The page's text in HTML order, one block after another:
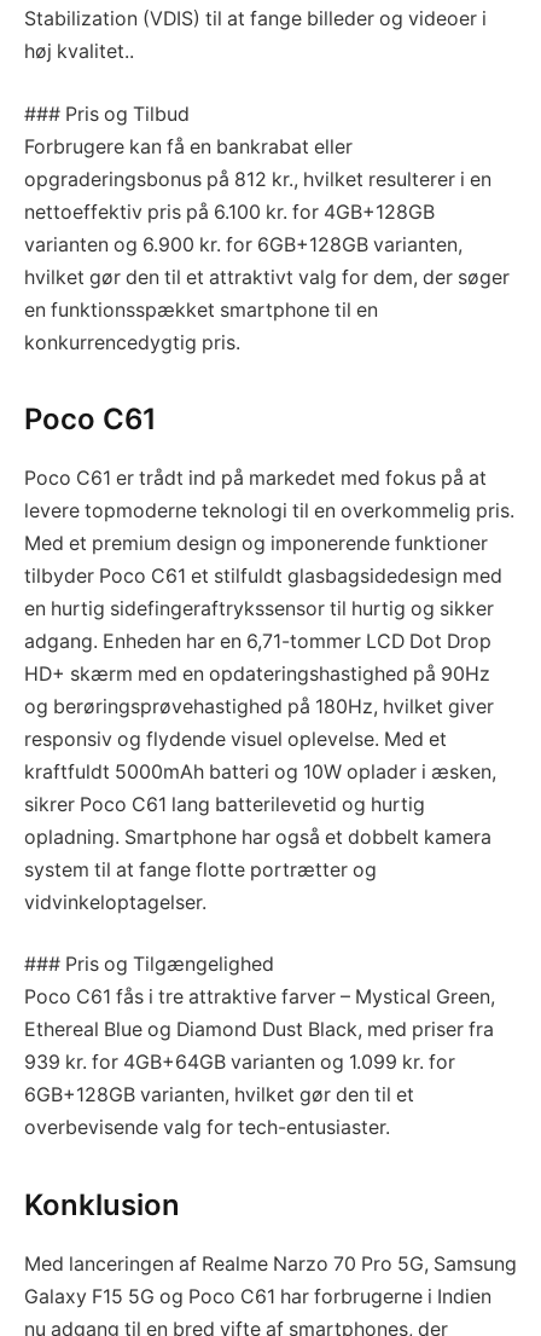
Stabilization (VDIS) til at fange billeder og videoer i
høj kvalitet..
### Pris og Tilbud
Forbrugere kan få en bankrabat eller
opgraderingsbonus på 812 kr., hvilket resulterer i en
nettoeffektiv pris på 6.100 kr. for 4GB+128GB
varianten og 6.900 kr. for 6GB+128GB varianten,
hvilket gør den til et attraktivt valg for dem, der søger
en funktionsspækket smartphone til en
konkurrencedygtig pris.
Poco C61
Poco C61 er trådt ind på markedet med fokus på at
levere topmoderne teknologi til en overkommelig pris.
Med et premium design og imponerende funktioner
tilbyder Poco C61 et stilfuldt glasbagsidedesign med
en hurtig sidefingeraftrykssensor til hurtig og sikker
adgang. Enheden har en 6,71-tommer LCD Dot Drop
HD+ skærm med en opdateringshastighed på 90Hz
og berøringsprøvehastighed på 180Hz, hvilket giver
responsiv og flydende visuel oplevelse. Med et
kraftfuldt 5000mAh batteri og 10W oplader i æsken,
sikrer Poco C61 lang batterilevetid og hurtig
opladning. Smartphone har også et dobbelt kamera
system til at fange flotte portrætter og
vidvinkeloptagelser.
### Pris og Tilgængelighed
Poco C61 fås i tre attraktive farver – Mystical Green,
Ethereal Blue og Diamond Dust Black, med priser fra
939 kr. for 4GB+64GB varianten og 1.099 kr. for
6GB+128GB varianten, hvilket gør den til et
overbevisende valg for tech-entusiaster.
Konklusion
Med lanceringen af Realme Narzo 70 Pro 5G, Samsung
Galaxy F15 5G og Poco C61 har forbrugerne i Indien
nu adgang til en bred vifte af smartphones, der